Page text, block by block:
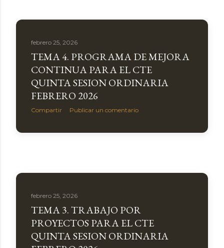
febrero 25, 2026
TEMA 4. PROGRAMA DE MEJORA
CONTINUA PARA EL CTE
QUINTA SESION ORDINARIA
FEBRERO 2026
Compartir Publicar un comentario
febrero 25, 2026
TEMA 3. TRABAJO POR
PROYECTOS PARA EL CTE
QUINTA SESION ORDINARIA